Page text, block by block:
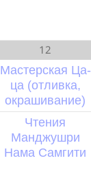
12
Мастерская Ца-
ца (отливка,
окрашивание)
Чтения
Манджушри
Нама Самгити